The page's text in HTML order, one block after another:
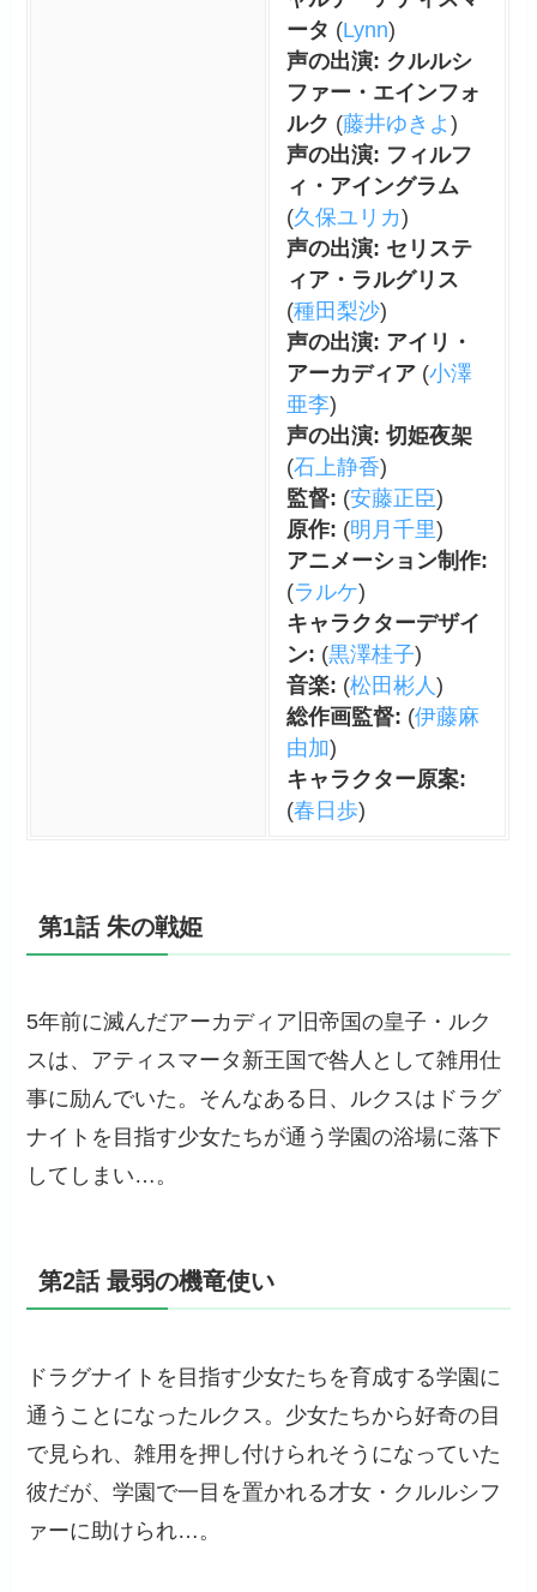
ータ (Lynn)
声の出演: クルルシ
ファー・エインフォ
ルク (藤井ゆきよ )
声の出演: フィルフ
ィ・アイングラム
(久保ユリカ)
声の出演: セリステ
ィア・ラルグリス
(種田梨沙)
声の出演: アイリ・
アーカディア(小澤
亜李)
声の出演: 切姫夜架
(石上静香)
監督: (安藤正臣)
原作: (明月千里)
アニメーション制作:
(ラルケ)
キャラクターデザイ
ン: (黒澤桂子)
音楽: (松田彬人 )
総作画監督: (伊藤麻
由加)
キャラクター原案:
(春日歩)
第1話 朱の戦姫
5年前に滅んだアーカディア旧帝国の皇子・ルク
スは、アティスマータ新王国で咎人として雑用仕
事に励んでいた。そんなある日、ルクスはドラグ
ナイトを目指す少女たちが通う学園の浴場に落下
してしまい…。
第2話 最弱の機竜使い
ドラグナイトを目指す少女たちを育成する学園に
通うことになったルクス。少女たちから好奇の目
で見られ、雑用を押し付けられそうになっていた
彼だが、学園で一目を置かれる才女・クルルシフ
ァーに助けられ…。